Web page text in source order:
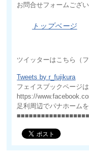
お問合せフォームござ
トップページ
ツイッターはこちら（
Tweets by r_fujikura
フェイスブックページ
https://
足利周辺でパナホーム